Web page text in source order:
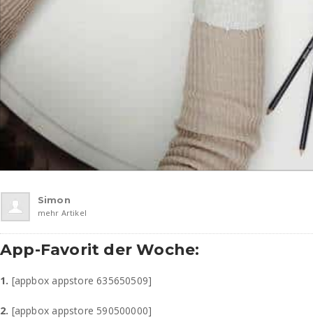
Simon
mehr Artikel
App-Favorit der Woche:
1. [appbox appstore 635650509]
2. [appbox appstore 590500000]